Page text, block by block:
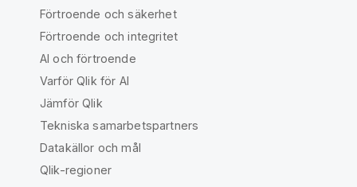
Förtroende och säkerhet
Förtroende och integritet
AI och förtroende
Varför Qlik för AI
Jämför Qlik
Tekniska samarbetspartners
Datakällor och mål
Qlik-regioner